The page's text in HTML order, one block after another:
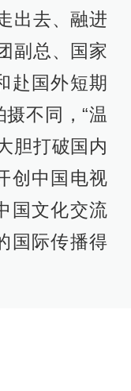
出去、融进
副总、国家
赴国外短期
不同，“温
胆打破国内
创中国电视
国文化交流
国际传播得